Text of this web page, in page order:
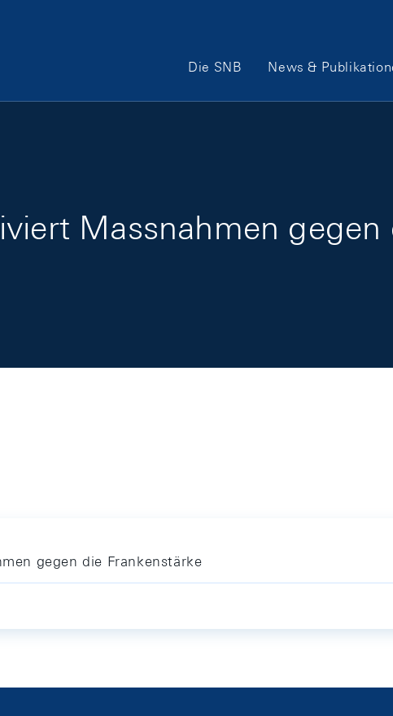
Hauptnavigation
Die SNB News &
Massnahmen gegen
gegen die Frankenstärke